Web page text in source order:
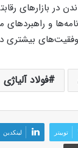
در بازار‌های
و
بیشتری
فولاد آلیاژی
توییتر لینکدین